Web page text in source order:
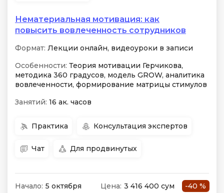
Нематериальная мотивация: как
повысить вовлеченность сотрудников
Формат: Лекции онлайн, видеоуроки в записи
Особенности: Теория мотивации Герчикова,
методика 360 градусов, модель GROW, аналитика
вовлеченности, формирование матрицы стимулов
Занятий: 16 ак. часов
Практика Консультация экспертов
Чат Для продвинутых
Начало: 5 октября Цена: 3 416 400 сум -40 %